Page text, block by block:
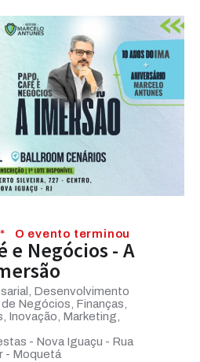
O evento terminou
e Negócios - A
Desenvolvimento
Negócios, Finanças,
Inovação, Marketing,
- Nova Iguaçu - Rua
- Moquetá